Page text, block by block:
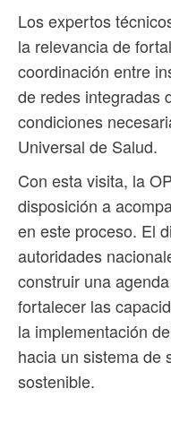
Los expertos
la relevancia de
coordinación entre
de redes integradas
condiciones
Universal de Salud.
Con esta visita, la
disposición a
en este proceso. El
autoridades
construir una
fortalecer las
la implementación
hacia un sistema de
sostenible.